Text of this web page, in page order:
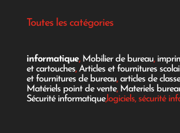
Toutes les catégories
informatique, Mobilier de bureau,
et cartouches,Articles et fournitures
et fournitures de bureau,articles de
Matériels point de vente, Materiels
Sécurité informatique,logiciels, sécurité